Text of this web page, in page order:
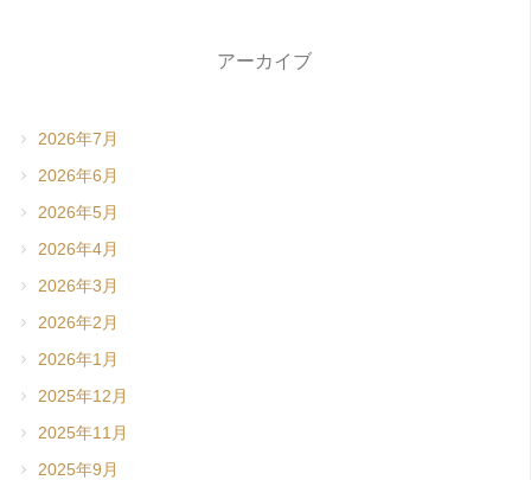
アーカイブ
2026年7月
2026年6月
2026年5月
2026年4月
2026年3月
2026年2月
2026年1月
2025年12月
2025年11月
2025年9月